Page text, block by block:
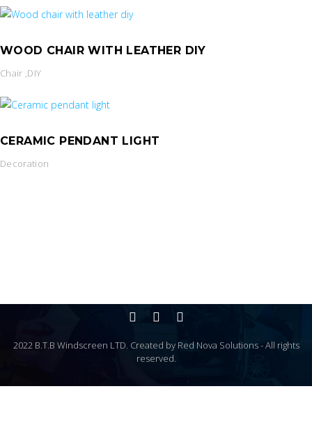
WOOD CHAIR WITH LEATHER DIY
Chair ,DIY
CERAMIC PENDANT LIGHT
Decoration
2022 B.T.B Windscreen LTD. Created by Red Nova Solutions - All rights
reserved.